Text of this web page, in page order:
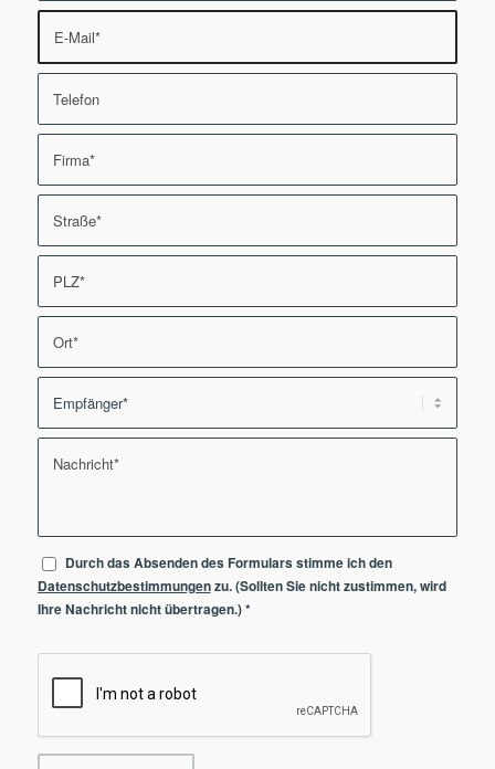
Durch das Absenden des Formulars stimme ich den
Datenschutzbestimmungenzu. (Sollten Sie nicht zustimmen, wird
Ihre Nachricht nicht übertragen.)*